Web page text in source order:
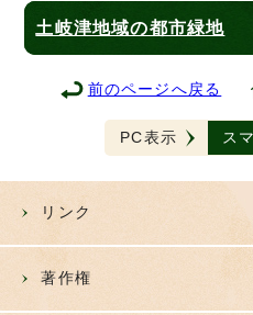
土岐津地域の都市緑地
前のページへ戻る
PC表示 ス
リンク
著作権